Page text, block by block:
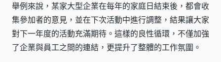
舉例來說，某家大型企業在每年的家庭日結束後，都會收
集參加者的意見，並在下次活動中進行調整，結果讓大家
對下一年度的活動充滿期待。這樣的良性循環，不僅加強
了企業與員工之間的連結，更提升了整體的工作氛圍。